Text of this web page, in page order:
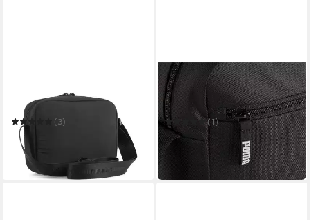
Umhängetasche Damen
(3)
31,95 €
in 3-4 Werktagen bei dir
PUMA
Umhängetasche Team
Messenger Bag puma black
(1)
25,46 € UVP 29,95 €
in 3-4 Werktagen bei dir